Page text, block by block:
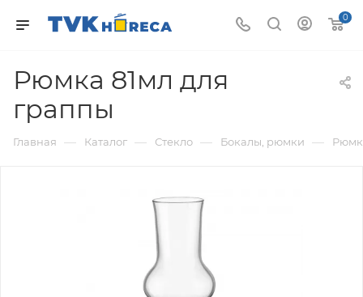
0
Рюмка 81мл для
граппы
Главная — Каталог — Стекло — Бокалы, рюмки —